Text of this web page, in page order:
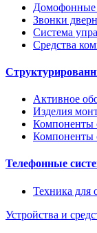
Домофонные
Звонки
Система
Средства
Активное
Изделия
Компоненты
Компоненты
Телефонные
Техника для
Устройства и